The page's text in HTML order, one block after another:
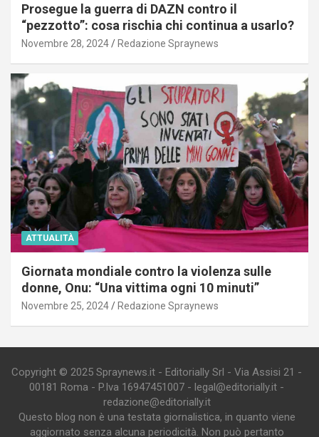
Prosegue la guerra di DAZN contro il
“pezzotto”: cosa rischia chi continua a usarlo?
Novembre 28, 2024 Redazione Spraynews
ATTUALITÀ
Giornata mondiale contro la violenza sulle
donne, Onu: “Una vittima ogni 10 minuti”
Novembre 25, 2024 Redazione Spraynews
Copyright © 2025 Spraynews.it - Editorially Srl - Via Assisi 21 -
00181 Roma - P.Iva 16947451007 - legal@editorially.it -
redazione@editorially.it
Questo blog non è una testata giornalistica, in quanto viene
aggiornato senza alcuna periodicità. Non può pertanto